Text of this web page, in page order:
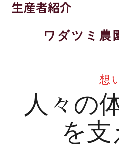
生産者紹介
ワダツミ農
想
人々の
を支